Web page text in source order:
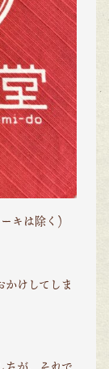
キは除く)
けしてしま